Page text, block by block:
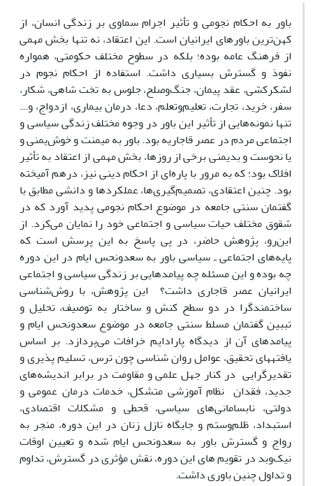
باور به احکام نجومی و تأثیر اجرام سماوی بر زندگی انسان، از
کهنترین باورهای ایرانیان است. این اعتقاد، نه تنها بخش مهمی
از فرهنگ عامه بوده؛ بلکه در سطوح مختلف حکومتی، همواره
نفوذ و گسترش بسیاری داشت. استفاده از احکام نجوم در
لشکرکشی، عقد پیمان، جنگوصلح، جلوس به تخت شاهی، شکار،
سفر، خرید، تجارت، تعلیموتعلم، دعا، درمان بیماری‌، ازدواج، و...
تنها نمونههایی از تأثیر این باور در وجوه مختلف زندگی سیاسی و
اجتماعی مردم در عصر قاجاریه بود. باور به میمنت و خوش‌یمنی و
یا نحوست و بدیمنی برخی از روزها، بخش مهمی از اعتقاد به تأثیر
افلاک بود؛ که به مرور با پاره‌ای از احکام دینی نیز، درهم آمیخته
بود. چنین اعتقادی، تصمیم‌گیری‌ها، عملکردها و دانشی مطابق با
گفتمان سنتی جامعه در موضوع احکام نجومی پدید آورد که در
شقوق مختلف حیات سیاسی و اجتماعی خود را نمایان می‌کرد. از
اینرو، پژوهش حاضر، در پی پاسخ به این پرسش است که
پایههای اجتماعی ـ سیاسی باور به سعدونحس ایام در این دوره
چه بوده و این مسئله چه پیامدهایی بر زندگی سیاسی و اجتماعی
ایرانیان عصر قاجاری داشت؟ این پژوهش، با روش‌شناسی
ساختمندگرا در دو سطح کنش و ساختار به توصیف، تحلیل و
تببین گفتمان مسلط سنتی جامعه در موضوع سعدونحس ایام و
پیامدهای آن از دیدگاه پارادایم خرافات می‌‌پردازد. بر اساس
یافته­های تحقیق، عوامل روان شناسی چون ترس، تسلیم پذیری و
تقدیرگرایی در کنار جهل علمی و مقاومت در برابر اندیشه‌های
جدید، فقدان نظام آموزشی متشکل، خدمات درمان عمومی و
دولتی، نابسامانی‌های سیاسی، قحطی و مشکلات اقتصادی،
استبداد، ظلم‌وستم و جایگاه نازل زنان در این دوره، منجر به
رواج و گسترش باور به سعدونحس ایام شده و تعیین اوقات
نیک‌وبد در تقویم­ های این دوره، نقش مؤثری در گسترش، تداوم
و تداول چنین باوری داشت.